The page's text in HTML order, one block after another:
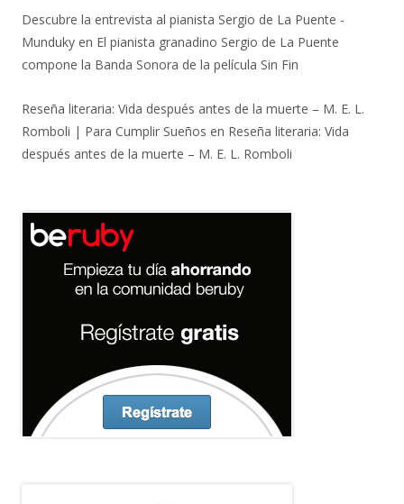
Descubre la entrevista al pianista Sergio de La Puente -
Munduky en El pianista granadino Sergio de La Puente
compone la Banda Sonora de la película Sin Fin
Reseña literaria: Vida después antes de la muerte – M. E. L.
Romboli | Para Cumplir Sueños en Reseña literaria: Vida
después antes de la muerte – M. E. L. Romboli